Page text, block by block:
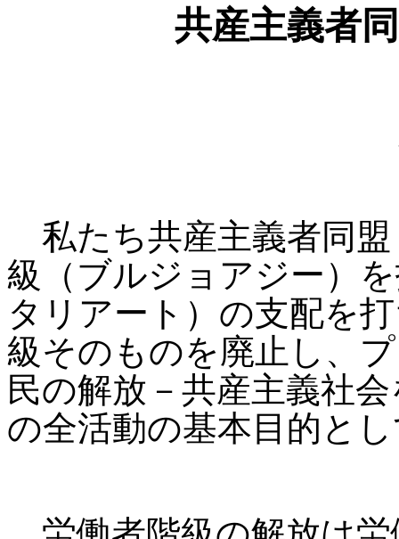
共産主義者
私たち共産主義者同盟
級（ブルジョアジー）
タリアート）の支配を
級そのものを廃止し、
民の解放－共産主義社
の全活動の基本目的と